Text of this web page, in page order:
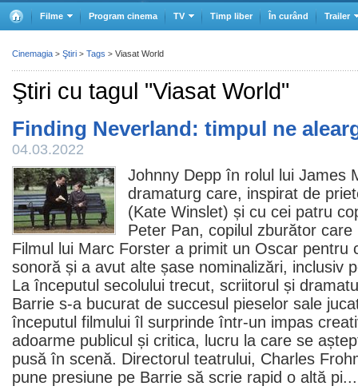
Filme Program cinema TV Timp liber În curând Trailer
Ştiri cu tagul "Viasat World"
Finding Neverland: timpul ne
04.03.2022
Johnny Depp în rolul lui James
dramaturg care, inspirat de
(Kate Winslet) și cu cei patru
Peter Pan, copilul zburător
Filmul
lui Marc Forster a primit un Oscar pentru
sonoră și a avut alte șase nominalizări, inclusiv
La începutul secolului trecut, scriitorul și
Barrie s-a bucurat de succesul pieselor sale
începutul filmului îl surprinde într-un impas
adoarme publicul și critica, lucru la care se
pusă în scenă. Directorul teatrului, Charles
pune presiune pe Barrie să scrie rapid o altă
Cinemagia > Ştiri > Tags > Viasat World